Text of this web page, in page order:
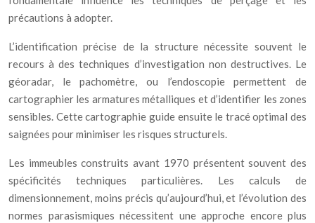
précautions à adopter.
L’identification précise de la structure nécessite souvent le
recours à des techniques d’investigation non destructives. Le
géoradar, le pachomètre, ou l’endoscopie permettent de
cartographier les armatures métalliques et d’identifier les zones
sensibles. Cette cartographie guide ensuite le tracé optimal des
saignées pour minimiser les risques structurels.
Les immeubles construits avant 1970 présentent souvent des
spécificités techniques particulières. Les calculs de
dimensionnement, moins précis qu’aujourd’hui, et l’évolution des
normes parasismiques nécessitent une approche encore plus